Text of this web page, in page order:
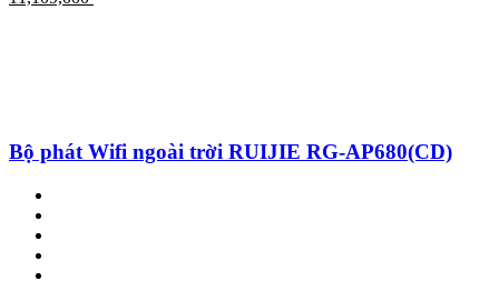
Bộ phát Wifi ngoài trời RUIJIE RG-AP680(CD)